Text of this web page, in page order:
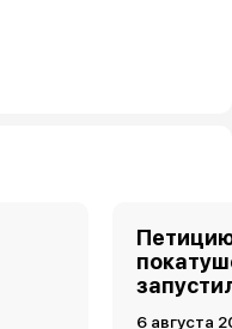
6 августа